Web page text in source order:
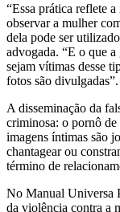
“Essa prática reflete
observar a mulher
dela pode ser
advogada. “E o que a
sejam vítimas desse
fotos são divulgadas”.
A disseminação da
criminosa: o pornô
imagens íntimas são
chantagear ou
término de
No Manual Universa
da violência contra a